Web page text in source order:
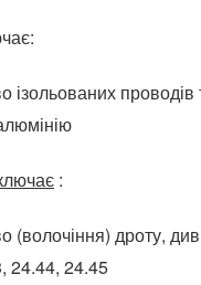
ізольованих проводів
:
(волочіння) дроту,
24.44, 24.45